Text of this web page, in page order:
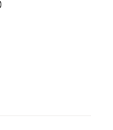
antal röster: